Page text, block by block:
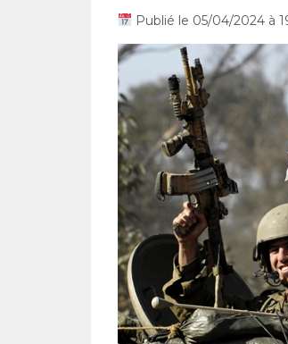
Publié le 05/04/2024 à